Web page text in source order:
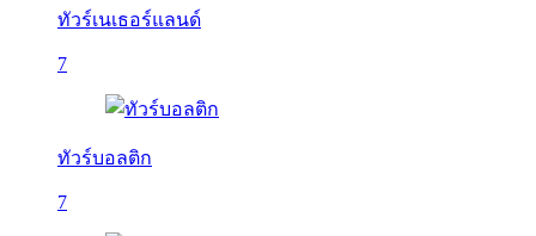
ทัวร์เนเธอร์แลนด์
7
ทัวร์บอลติก
7